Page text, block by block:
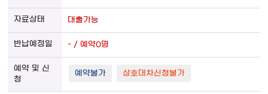
대출가능
- / 예약0명
예약불가 상호대차신청불가